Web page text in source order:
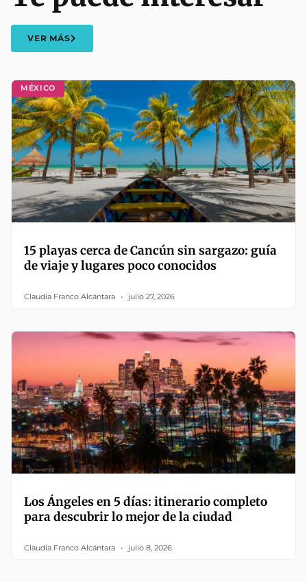
MÉXICO
15 playas cerca de Cancún sin sargazo: guía
de viaje y lugares poco conocidos
Claudia Franco Alcántara julio 27, 2026
Los Ángeles en 5 días: itinerario completo
para descubrir lo mejor de la ciudad
Claudia Franco Alcántara julio 8, 2026
VER MÁS